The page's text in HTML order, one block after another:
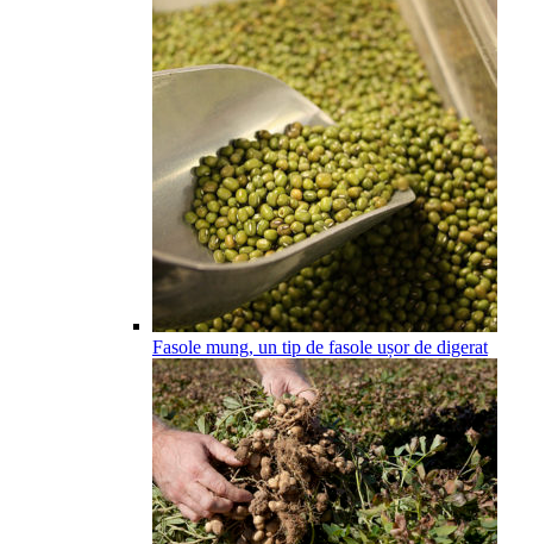
Fasole mung, un tip de fasole ușor de digerat